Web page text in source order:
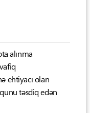
alınma
ehtiyacı olan
təsdiq edən